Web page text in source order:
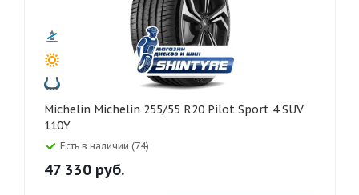
Michelin Michelin 255/55 R20 Pilot Sport 4 SUV
110Y
Есть в наличии (74)
47 330 руб.